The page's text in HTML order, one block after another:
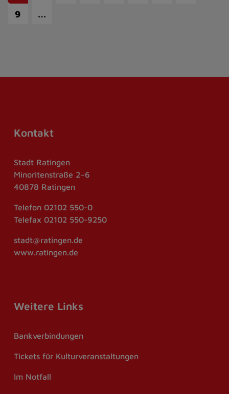
9
…
Kontakt
Stadt Ratingen
Minoritenstraße 2–6
40878 Ratingen
Telefon 02102 550-0
Telefax 02102 550-9250
stadt@ratingen.de
www.ratingen.de
Weitere Links
Bankverbindungen
Tickets für Kulturveranstaltungen
Im Notfall